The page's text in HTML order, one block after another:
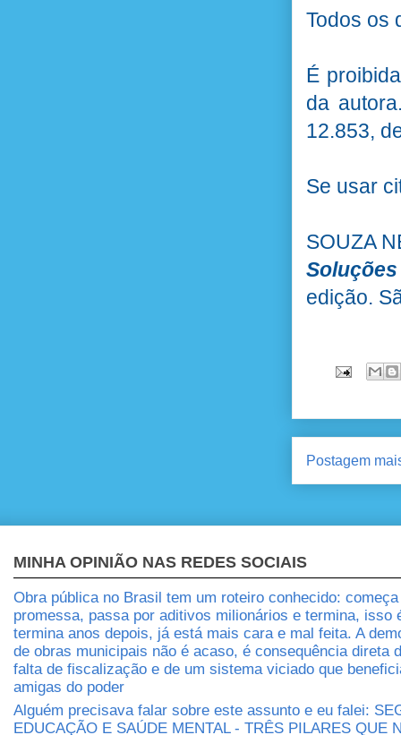
Todos os
É
da
12.853,
Se usar
SOUZA
edição.
Postagem
MINHA OPINIÃO NAS REDES SOCIAIS
Obra pública no Brasil tem um roteiro conhecido:
promessa, passa por aditivos milionários e termina, isso
termina anos depois, já está mais cara e mal feita. A
de obras municipais não é acaso, é consequência direta
falta de fiscalização e de um sistema viciado que
amigas do poder
Alguém precisava falar sobre este assunto e eu falei:
EDUCAÇÃO E SAÚDE MENTAL - TRÊS PILARES QUE